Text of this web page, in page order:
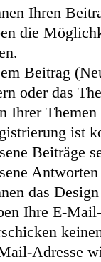
Ihren
die
Beitrag
oder das
Ihrer
ist
Beiträge
das
Ihre E-
Adresse